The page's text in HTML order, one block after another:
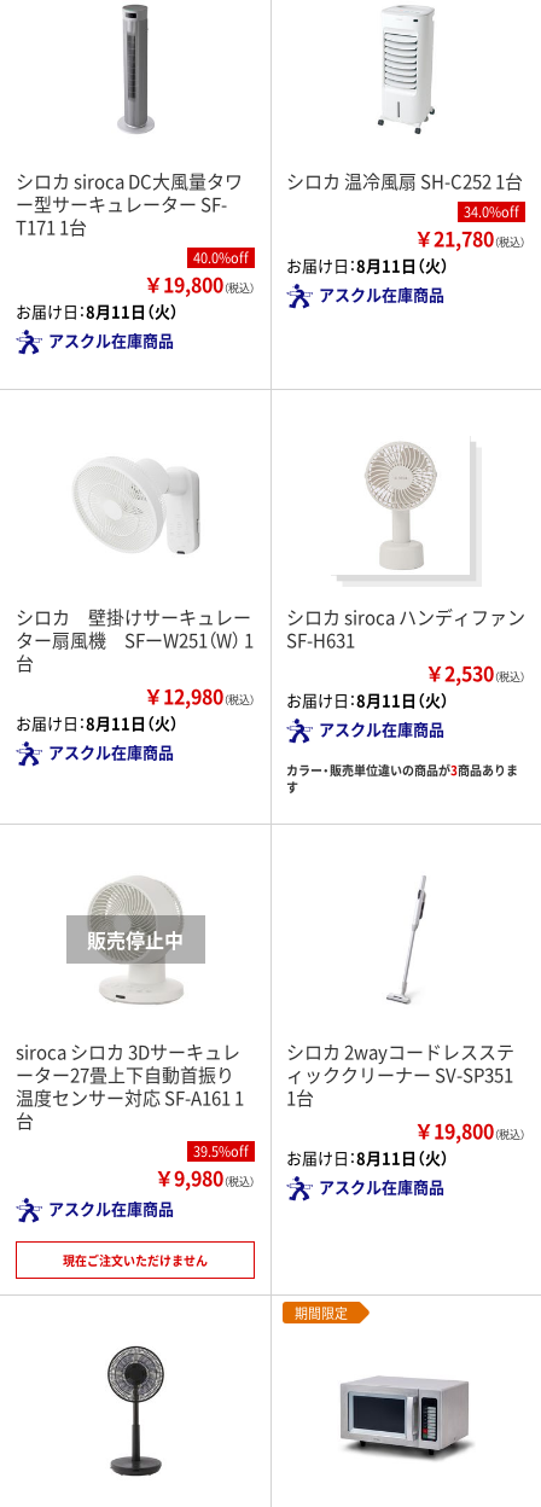
シロカ siroca DC大風量タワ
ー型サーキュレーター SF-
T171 1台
40.0%off
￥19,800（税込）
お届け日：8月11日（火）
アスクル在庫商品
シロカ 温冷風扇 SH-C252 1台
34.0%off
￥21,780（税込）
お届け日：8月11日（火）
アスクル在庫商品
シロカ 壁掛けサーキュレー
ター扇風機 SFーW251（W） 1
台
￥12,980（税込）
お届け日：8月11日（火）
アスクル在庫商品
シロカ siroca ハンディファン
SF-H631
￥2,530（税込）
お届け日：8月11日（火）
アスクル在庫商品
カラー・販売単位違いの商品が3商品ありま
す
siroca シロカ 3Dサーキュレ
ーター27畳上下自動首振り
温度センサー対応 SF-A161 1
台
39.5%off
￥9,980（税込）
アスクル在庫商品
現在ご注文いただけません
シロカ 2wayコードレスステ
ィッククリーナー SV-SP351
1台
￥19,800（税込）
お届け日：8月11日（火）
アスクル在庫商品
期間限定